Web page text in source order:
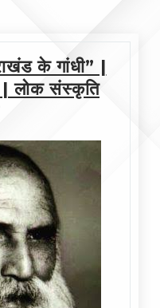
के गांधी” |
| लोक संस्कृति